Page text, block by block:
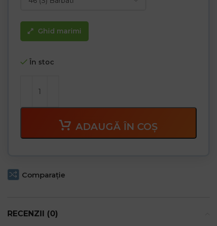
Ghid marimi
În stoc
ADAUGĂ ÎN COȘ
Comparaţie
RECENZII (0)